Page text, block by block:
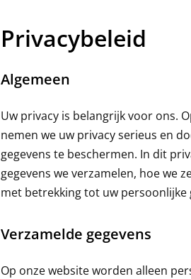
Privacybeleid
Algemeen
Uw privacy is belangrijk voor ons.
nemen we uw privacy serieus en
gegevens te beschermen. In dit
gegevens we verzamelen, hoe we
met betrekking tot uw persoonlijke
Verzamelde gegevens
Op onze website worden alleen